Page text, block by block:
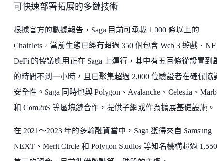
可快速部署拓展的多鏈技術
根據官方的數據報告，Saga 目前可承載 1,000 條以上的
Chainlets，當前生態已經有超過 350 個包含 Web 3 遊戲、
DeFi 的協議應用正在 Saga 上運行，其中有五百條從設置到
的時間不到一小時，且已聚集超過 2,000 位驗證者在確保協
安全性。Saga 同時也與 Polygon、Avalanche、Celestia、
和 Com2uS 等區塊鏈合作，提供子網或作為擴展基礎設施。
在 2021～2023 年的多輪融資當中，Saga 獲得來自 Samsung
NEXT、Merit Circle 和 Polygon Studios 等知名機構超過